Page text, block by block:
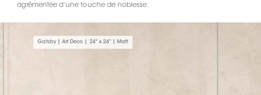
agrémentée d’une touche de noblesse.
Gatsby | Art Deco | 24" x 24" | Matt